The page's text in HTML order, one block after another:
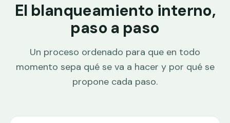
El blanqueamiento interno,
paso a paso
Un proceso ordenado para que en todo
momento sepa qué se va a hacer y por qué se
propone cada paso.